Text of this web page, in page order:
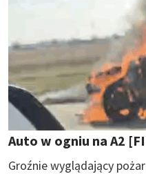
Auto w ogniu na A2
Groźnie wyglądający